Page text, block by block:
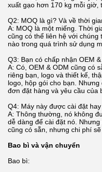
xuất gạo hơn 170 kg mỗi giờ,
Q2: MOQ là gì? Và về thời
A: MOQ là một miếng. Thời
cũng có thể liên hệ với chúng
nào trong quá trình sử dụng
Q3: Bạn có chấp nhận OEM
A: Có, OEM & ODM cũng có
riêng bạn, logo và thiết kế,
logo, hộp gói cho bạn.
đơn đặt hàng và yêu cầu của
Q4: Máy này được cài đặt
A: Thông thường, nó không
dễ dàng để cài đặt nó.
cũng có sẵn, nhưng chi phí sẽ
Bao bì và vận chuyển
Bao bì: